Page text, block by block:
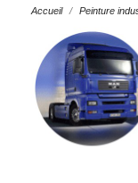
Accueil Peinture